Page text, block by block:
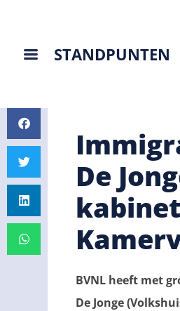
STANDPUNTEN
De
BVNL heeft met
De Jonge